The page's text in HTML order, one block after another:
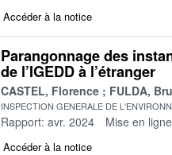
Accéder à la notice
Parangonnage des
de l’IGEDD à l’étranger
CASTEL, Florence FULDA,
INSPECTION GENERALE DE
Rapport: avr. 2024 Mise en
Accéder à la notice